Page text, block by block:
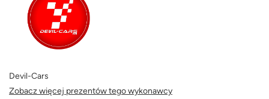
Devil-Cars
Zobacz więcej prezentów tego wykonawcy